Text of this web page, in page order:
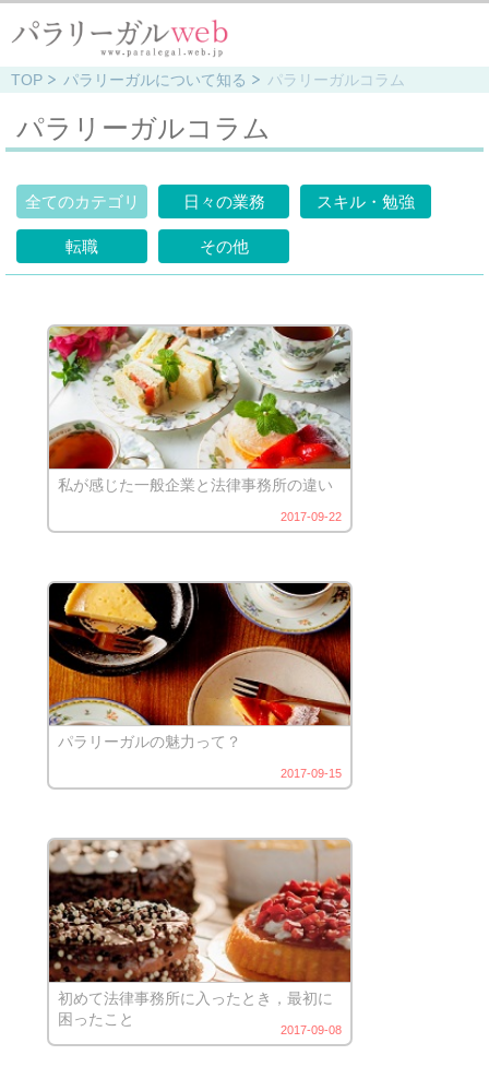
TOP パラリーガルについて知る パラリーガルコラム
パラリーガルコラム
全てのカテゴリ 日々の業務 スキル・勉強
転職 その他
私が感じた一般企業と法律事務所の違い
2017-09-22
パラリーガルの魅力って？
2017-09-15
初めて法律事務所に入ったとき，最初に
困ったこと
2017-09-08